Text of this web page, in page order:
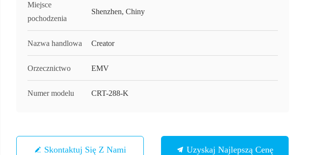
Miejsce
pochodzenia
Shenzhen, Chiny
Nazwa handlowa Creator
Orzecznictwo EMV
Numer modelu CRT-288-K
Skontaktuj Się Z Nami Uzyskaj Najlepszą Cenę